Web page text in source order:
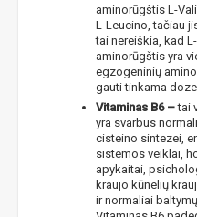
aminorūgštis L-
L-Leucino, tačiau
tai nereiškia, kad
aminorūgštis yra
egzogeninių
gauti tinkama
Vitaminas B6 –tai
yra svarbus
cisteino sintezei,
sistemos veiklai,
apykaitai,
kraujo kūnelių
ir normaliai
NUOLAIDA
-10%* nuolaidos
prekių) bei nepraleisk kitų
Prenumeruok mūsų
* Nuolaida taikoma gamintojams:
powders, Maxxwin, Power system.
nuolaidos nesumuojamos.